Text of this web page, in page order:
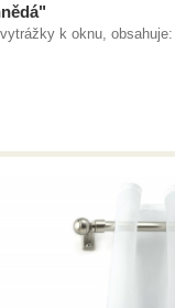
k oknu, obsahuje: